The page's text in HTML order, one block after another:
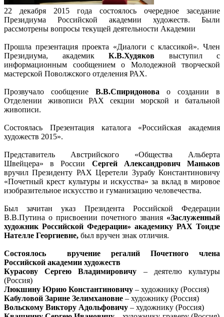
22 декабря 2015 года состоялось очередное заседание
Президиума Российской академии художеств. Были
рассмотрены вопросы текущей деятельности Академии
Прошла презентация проекта «Диалоги с классикой». Член
Президиума, академик К.В.Худяков выступил с
информационным сообщением о Молодежной творческой
мастерской Поволжского отделения РАХ.
Прозвучало сообщение В.В.Спиридонова о создании в
Отделении живописи РАХ секции морской и батальной
живописи.
Состоялась Презентация каталога «Российская академия
художеств 2015».
Представитель Австрийского «Общества Альберта
Швейцера» в России Сергей Александрович Маньков
вручил Президенту РАХ Церетели Зурабу Константиновичу
«Почетный крест культуры и искусства» за вклад в мировое
изобразительное искусство и гуманизацию человечества.
Был зачитан указ Президента Российской Федерации
В.В.Путина о присвоении почетного звания «Заслуженный
художник Российской Федерации» академику РАХ Тоидзе
Нателле Георгиевне, был вручен знак отличия.
Состоялось вручение регалий Почетного члена
Российской академии художеств
Курасову Сергею Владимировичу – деятелю культуры
(Россия)
Люкшину Юрию Константиновичу – художнику (Россия)
Кабуловой Зарине Зелимхановне – художнику (Россия)
Вольскому Виктору Адольфовичу – художнику (Россия)